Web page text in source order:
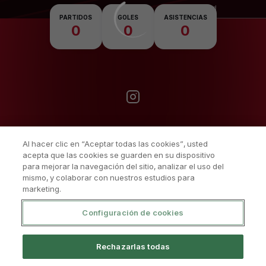
Nacionalidad
PARTIDOS
0
GOLES
0
ASISTENCIAS
0
Aviso Legal Y Condiciones De Uso
Al hacer clic en “Aceptar todas las cookies”, usted
acepta que las cookies se guarden en su dispositivo
para mejorar la navegación del sitio, analizar el uso del
mismo, y colaborar con nuestros estudios para
marketing.
Configuración de cookies
Rechazarlas todas